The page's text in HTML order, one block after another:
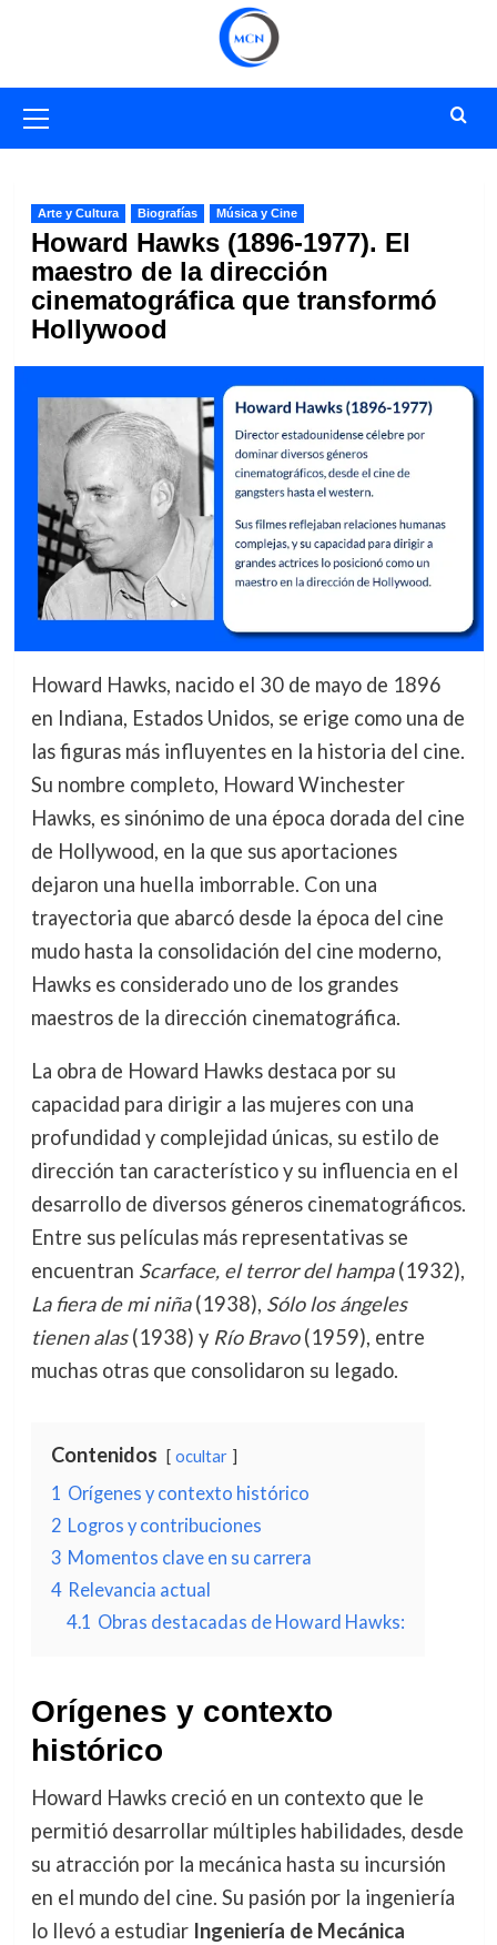
primario
Arte y Cultura Biografías Música y Cine
Howard Hawks (1896-1977). El
maestro de la dirección
cinematográfica que transformó
Hollywood
Howard Hawks, nacido el 30 de mayo de 1896
en Indiana, Estados Unidos, se erige como una de
las figuras más influyentes en la historia del cine.
Su nombre completo, Howard Winchester
Hawks, es sinónimo de una época dorada del cine
de Hollywood, en la que sus aportaciones
dejaron una huella imborrable. Con una
trayectoria que abarcó desde la época del cine
mudo hasta la consolidación del cine moderno,
Hawks es considerado uno de los grandes
maestros de la dirección cinematográfica.
La obra de Howard Hawks destaca por su
capacidad para dirigir a las mujeres con una
profundidad y complejidad únicas, su estilo de
dirección tan característico y su influencia en el
desarrollo de diversos géneros cinematográficos.
Entre sus películas más representativas se
encuentran Scarface, el terror del hampa(1932),
La fiera de mi niña(1938), Sólo los ángeles
tienen alas(1938) y Río Bravo(1959), entre
muchas otras que consolidaron su legado.
Contenidos ocultar
1 Orígenes y contexto histórico
2 Logros y contribuciones
3 Momentos clave en su carrera
4 Relevancia actual
4.1 Obras destacadas de Howard Hawks:
Orígenes y contexto
histórico
Howard Hawks creció en un contexto que le
permitió desarrollar múltiples habilidades, desde
su atracción por la mecánica hasta su incursión
en el mundo del cine. Su pasión por la ingeniería
lo llevó a estudiar Ingeniería de Mecánica